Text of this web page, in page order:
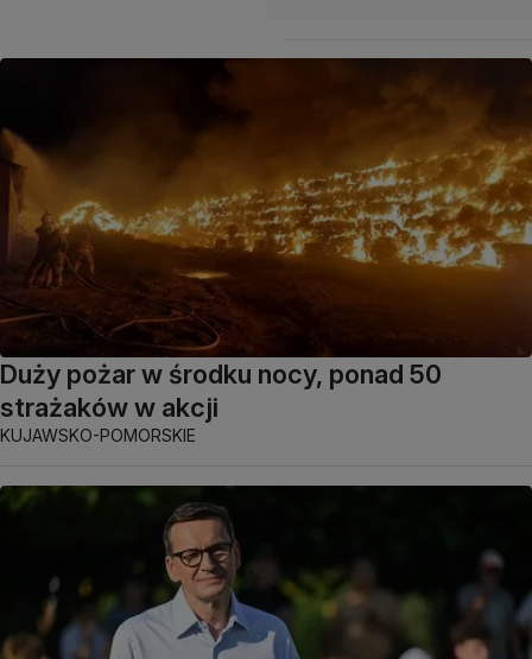
Duży pożar w środku nocy, ponad 50
strażaków w akcji
KUJAWSKO-POMORSKIE